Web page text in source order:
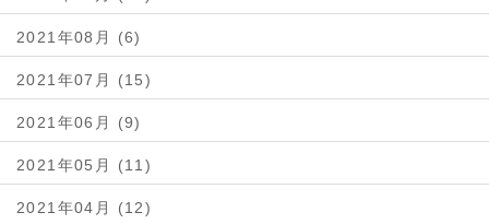
2021年08月 (6)
2021年07月 (15)
2021年06月 (9)
2021年05月 (11)
2021年04月 (12)